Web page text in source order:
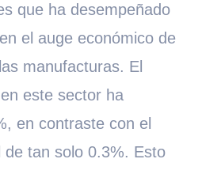
que ha desempeñado
el auge económico de
manufacturas. El
este sector ha
en contraste con el
de tan solo 0.3%. Esto